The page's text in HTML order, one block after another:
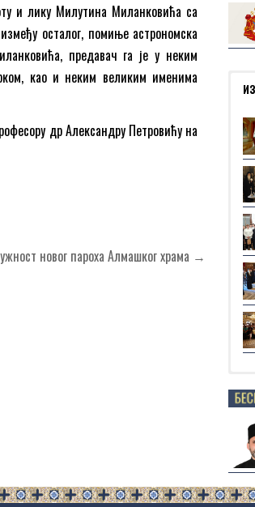
и лику Милутина Миланковића сa
осталог, помиње астрономска
предавач га је у неким
као и неким великим именима
др Александру Петровићу на
новог пароха Алмашког храма →